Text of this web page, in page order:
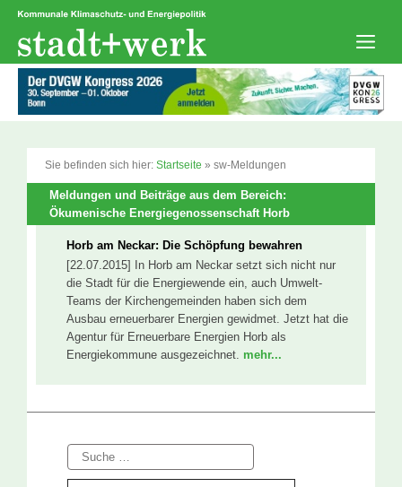
Zum
springen
Sie befinden sich hier: Startseite » sw-Meldungen
Meldungen und Beiträge aus dem Bereich:
Ökumenische Energiegenossenschaft Horb
Horb am Neckar: Die Schöpfung bewahren
[22.07.2015] In Horb am Neckar setzt sich nicht nur
die Stadt für die Energiewende ein, auch Umwelt-
Teams der Kirchengemeinden haben sich dem
Ausbau erneuerbarer Energien gewidmet. Jetzt hat die
Agentur für Erneuerbare Energien Horb als
Energiekommune ausgezeichnet. mehr...
Suche